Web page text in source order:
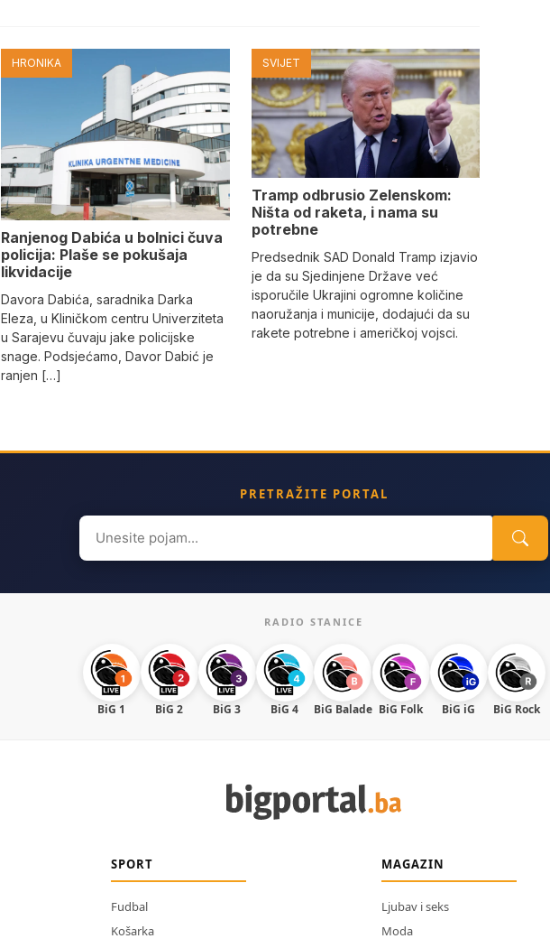
HRONIKA
Ranjenog Dabića u bolnici čuva
policija: Plaše se pokušaja
likvidacije
Davora Dabića, saradnika Darka
Eleza, u Kliničkom centru Univerziteta
u Sarajevu čuvaju jake policijske
snage. Podsjećamo, Davor Dabić je
ranjen […]
SVIJET
Tramp odbrusio Zelenskom:
Ništa od raketa, i nama su
potrebne
Predsednik SAD Donald Tramp izjavio
je da su Sjedinjene Države već
isporučile Ukrajini ogromne količine
naoružanja i municije, dodajući da su
rakete potrebne i američkoj vojsci.
PRETRAŽITE PORTAL
Search
for:
RADIO STANICE
BiG 1 BiG 2 BiG 3 BiG 4 BiG Balade BiG Folk BiG iG BiG Rock
SPORT
Fudbal
Košarka
MAGAZIN
Ljubav i seks
Moda